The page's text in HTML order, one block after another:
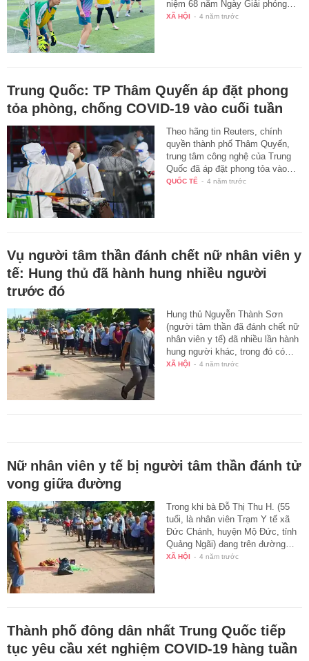
niệm 68 năm Ngày Giải phóng…
XÃ HỘI - 4 năm trước
Trung Quốc: TP Thâm Quyến áp đặt phong
tỏa phòng, chống COVID-19 vào cuối tuần
Theo hãng tin Reuters, chính
quyền thành phố Thâm Quyến,
trung tâm công nghệ của Trung
Quốc đã áp đặt phong tỏa vào…
QUỐC TẾ - 4 năm trước
Vụ người tâm thần đánh chết nữ nhân viên y
tế: Hung thủ đã hành hung nhiều người
trước đó
Hung thủ Nguyễn Thành Sơn
(người tâm thần đã đánh chết nữ
nhân viên y tế) đã nhiều lần hành
hung người khác, trong đó có…
XÃ HỘI - 4 năm trước
Nữ nhân viên y tế bị người tâm thần đánh tử
vong giữa đường
Trong khi bà Đỗ Thị Thu H. (55
tuổi, là nhân viên Trạm Y tế xã
Đức Chánh, huyện Mộ Đức, tỉnh
Quảng Ngãi) đang trên đường…
XÃ HỘI - 4 năm trước
Thành phố đông dân nhất Trung Quốc tiếp
tục yêu cầu xét nghiệm COVID-19 hàng tuần